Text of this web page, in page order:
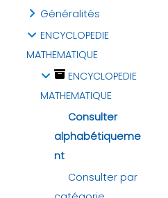
Généralités
ENCYCLOPEDIE
MATHEMATIQUE
ENCYCLOPEDIE
MATHEMATIQUE
Consulter
alphabétiqueme
nt
Consulter par